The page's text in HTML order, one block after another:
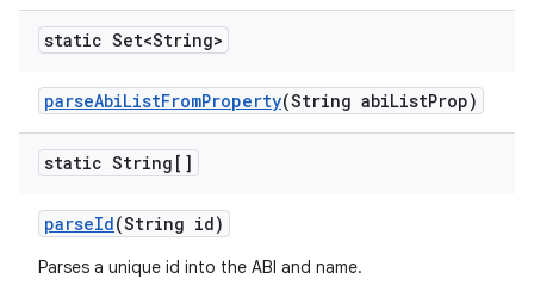
static Set<String>
parseAbiListFromProperty(String abiListProp)
static String[]
parseId(String id)
Parses a unique id into the ABI and name.